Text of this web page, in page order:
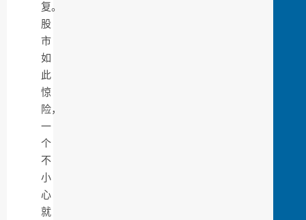
复。
股
市
如
此
惊
险，
一
个
不
小
心
就